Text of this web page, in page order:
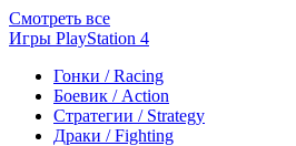
Смотреть все
Игры PlayStation 4
Гонки / Racing
Боевик / Action
Стратегии / Strategy
Драки / Fighting